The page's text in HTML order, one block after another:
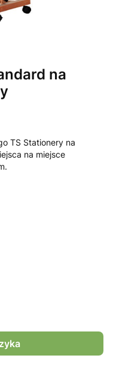
na
TS Stationery na
na miejsce